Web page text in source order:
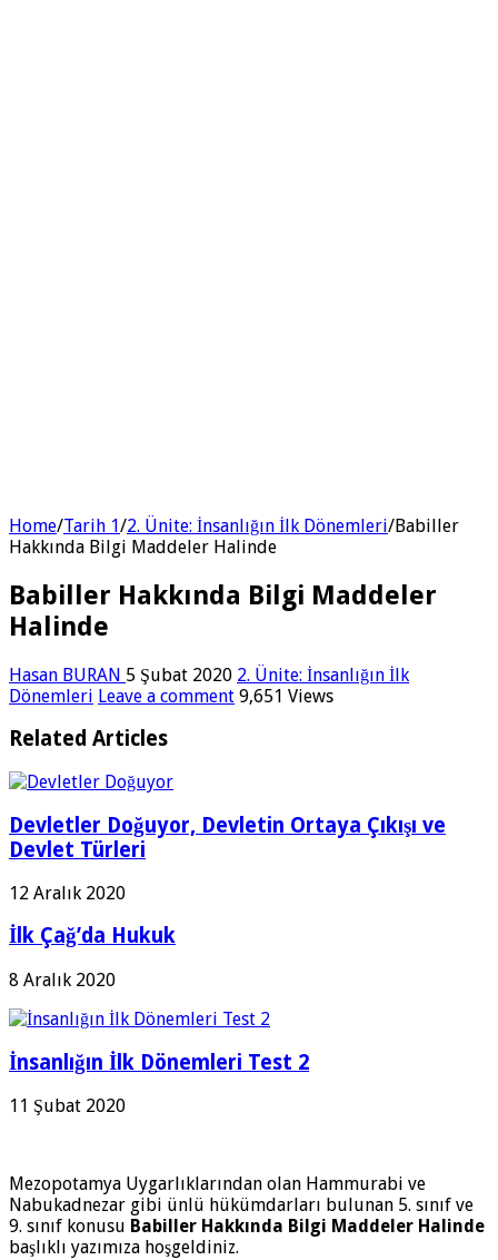
Home/Tarih 1/2. Ünite: İnsanlığın İlk Dönemleri/Babiller
Hakkında Bilgi Maddeler Halinde
Babiller Hakkında Bilgi Maddeler
Halinde
Hasan BURAN 5 Şubat 2020 2. Ünite: İnsanlığın İlk
Dönemleri Leave a comment 9,651 Views
Related Articles
Devletler Doğuyor, Devletin Ortaya Çıkışı ve
Devlet Türleri
12 Aralık 2020
İlk Çağ’da Hukuk
8 Aralık 2020
İnsanlığın İlk Dönemleri Test 2
11 Şubat 2020
Mezopotamya Uygarlıklarından olan Hammurabi ve
Nabukadnezar gibi ünlü hükümdarları bulunan 5. sınıf ve
9. sınıf konusu Babiller Hakkında Bilgi Maddeler Halinde
başlıklı yazımıza hoşgeldiniz.